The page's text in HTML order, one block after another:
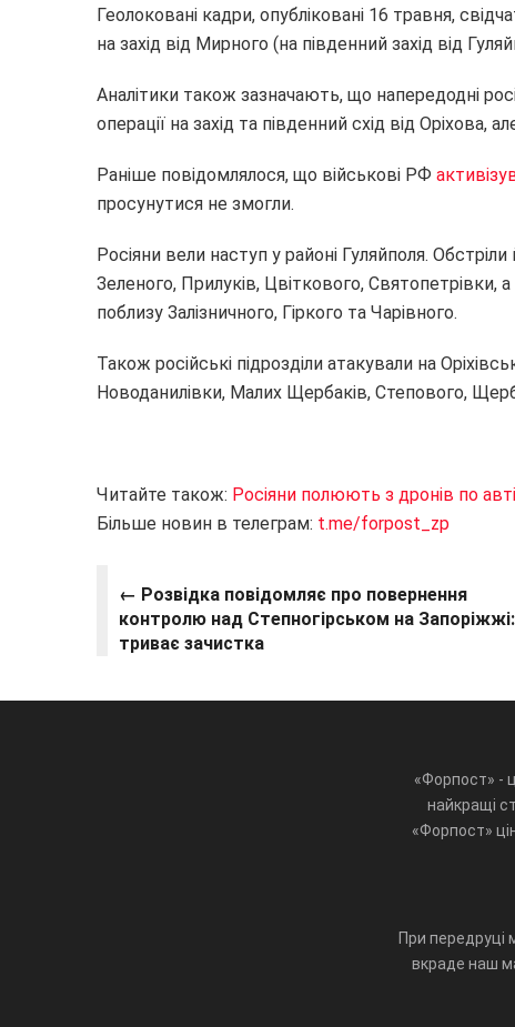
Геолоковані кадри, опубліковані 16 травня,
на захід від Мирного (на південний захід від
Аналітики також зазначають, що напередодні
операції на захід та південний схід від Оріхова,
Раніше повідомлялося, що військові РФ
просунутися не змогли.
Росіяни вели наступ у районі Гуляйполя.
Зеленого, Прилуків, Цвіткового, Святопетрівки,
поблизу Залізничного, Гіркого та Чарівного.
Також російські підрозділи атакували на
Новоданилівки, Малих Щербаків, Степового,
Читайте також: Росіяни полюють з дронів по
Більше новин в телеграм: t.me/forpost_zp
← Розвідка повідомляє про повернення
контролю над Степногірськом на Запоріжжі:
триває зачистка
«Форпост» -
найкращі
«Форпост»
При передруці
вкраде наш